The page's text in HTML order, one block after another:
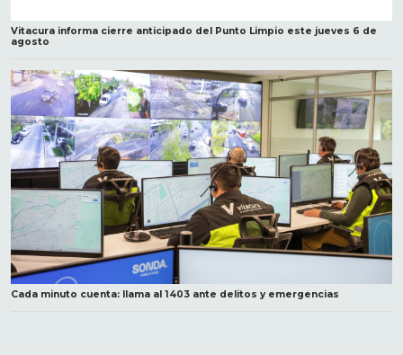
Vitacura informa cierre anticipado del Punto Limpio este jueves 6 de
agosto
Cada minuto cuenta: llama al 1403 ante delitos y emergencias